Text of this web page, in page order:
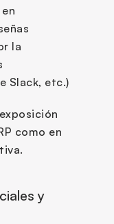
la
Slack, etc.)
como en
y